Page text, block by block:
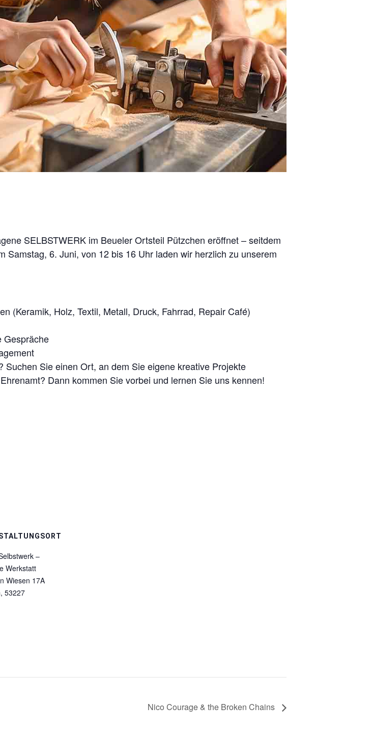
SELBSTWERK im Beueler Ortsteil Pützchen eröffnet – seitdem
6. Juni, von 12 bis 16 Uhr laden wir herzlich zu unserem
(Keramik, Holz, Textil, Metall, Druck, Fahrrad, Repair Café)
Gespräche
Sie einen Ort, an dem Sie eigene kreative Projekte
Dann kommen Sie vorbei und lernen Sie uns kennen!
–
Werkstatt
Wiesen 17A
, 53227
Nico Courage & the Broken Chains